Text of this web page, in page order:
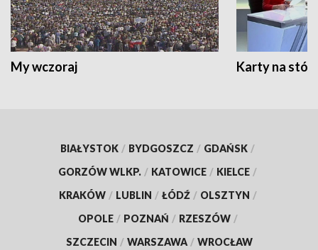
My wczoraj Karty na
BIAŁYSTOK / BYDGOSZCZ / GDAŃSK /
GORZÓW WLKP. / KATOWICE / KIELCE /
KRAKÓW / LUBLIN / ŁÓDŹ / OLSZTYN /
OPOLE / POZNAŃ / RZESZÓW /
SZCZECIN / WARSZAWA / WROCŁAW